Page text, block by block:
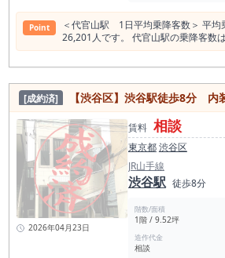
Point
＜代官山駅 1日平均乗降客数＞ 平均
26,201人です。 代官山駅の乗降客数
にかけ伸びている。 ＜代官山飲食店数:2021店 食べログ調べ
る。 とはいえ、駅乗降客数に対して
め、 飲食店の生き残り競争が厳しい
居酒屋 655店 和食 534店 バー 468店 洋
食・西洋料理 385店 カフェ 338店 スイーツ店 142店 焼肉
ホルモン 120店 アジアエスニック 111店 中華料理 83店 パ
ン・サンドイッチ 68店 カレー 61店 ラーメン店 55店 ＜代官山
スポット＞ ログロード代官山 代官山
ルサイドテラス 東山公園（東京都目
官山 T-SITE 俺のおでん 代官山店 旧山
BREWERY TOKYO 代官山駅の店舗賃料相場情報（直近1年間）
平均坪単価 39,511円 最も高い坪単
価 17,227円 一番多い階 地上１階 代官山駅の平
相場年別推移（2021年〜2024年）
円 2022年 36,027円 2023年 37,031円
[成約済] 【渋谷区】渋谷駅徒歩8分 内装美麗の
2026年04月23日
賃料 相談
東京都渋谷区
JR山手線
渋谷駅 徒歩8分
階数/面積
1階 / 9.52坪
造作代金
相談